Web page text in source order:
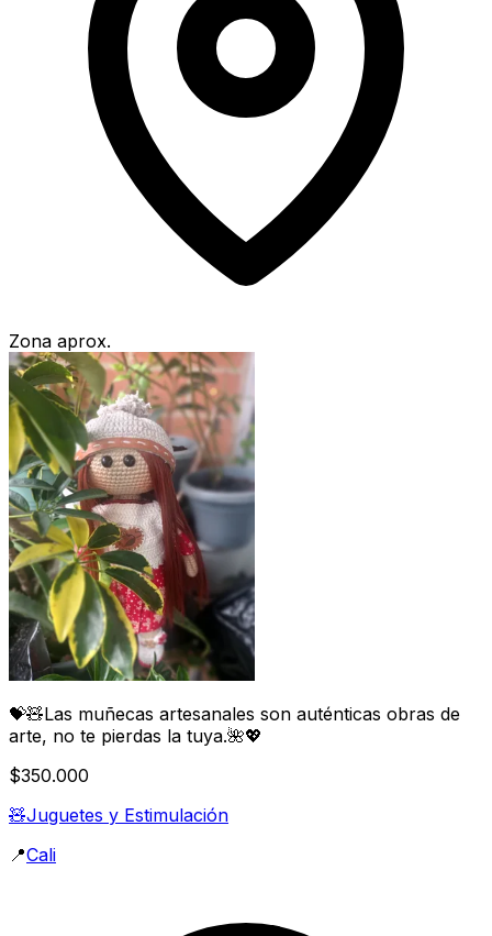
Zona aprox.
💝🧸Las muñecas artesanales son auténticas obras de
arte, no te pierdas la tuya.🌺💖
$350.000
🧸Juguetes y Estimulación
📍Cali